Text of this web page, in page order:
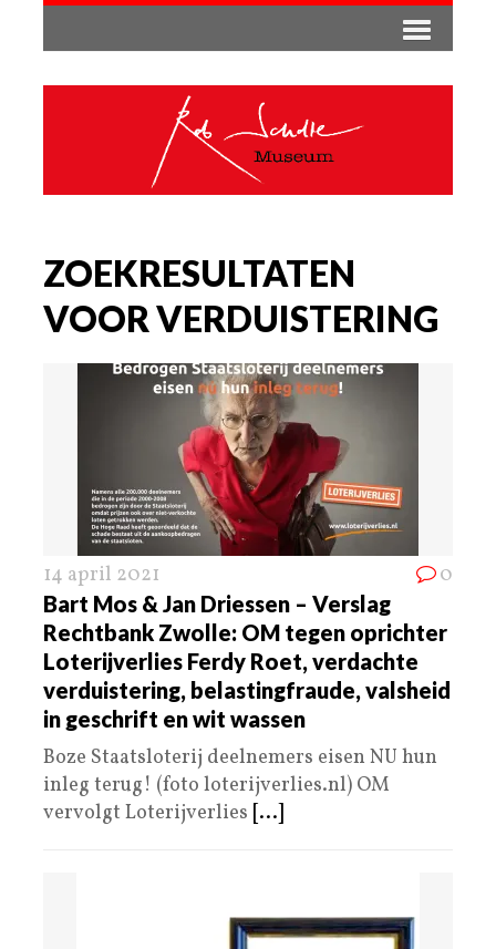
ZOEKRESULTATEN
VOOR VERDUISTERING
14 april 2021 0
Bart Mos & Jan Driessen – Verslag
Rechtbank Zwolle: OM tegen oprichter
Loterijverlies Ferdy Roet, verdachte
verduistering, belastingfraude, valsheid
in geschrift en wit wassen
Boze Staatsloterij deelnemers eisen NU hun
inleg terug! (foto loterijverlies.nl) OM
vervolgt Loterijverlies [...]